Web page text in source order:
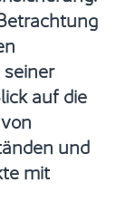
auf die
und
mit